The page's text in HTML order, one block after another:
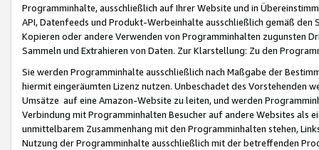
Programminhalte, ausschließlich auf Ihrer Website und in
API, Datenfeeds und Produkt-Werbeinhalte ausschließlich gemäß
Kopieren oder andere Verwenden von Programminhalten zugunsten
Sammeln und Extrahieren von Daten. Zur Klarstellung: Zu den
Sie werden Programminhalte ausschließlich nach Maßgabe der
hiermit eingeräumten Lizenz nutzen. Unbeschadet des Vorstehenden
Umsätze auf eine Amazon-Website zu leiten, und werden
Verbindung mit Programminhalten Besucher auf andere Websites als
unmittelbarem Zusammenhang mit den Programminhalten stehen,
Nutzung der Programminhalte ausschließlich mit der betreffenden